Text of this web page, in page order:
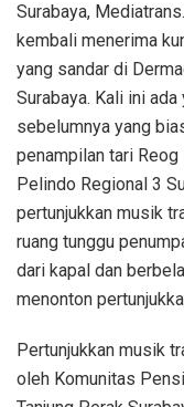
Surabaya,
kembali menerima
yang sandar di
Surabaya. Kali ini
sebelumnya yang
penampilan tari
Pelindo Regional 3
pertunjukkan musik
ruang tunggu
dari kapal dan
menonton
Pertunjukkan musik
oleh Komunitas